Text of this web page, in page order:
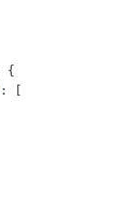
{
:
[